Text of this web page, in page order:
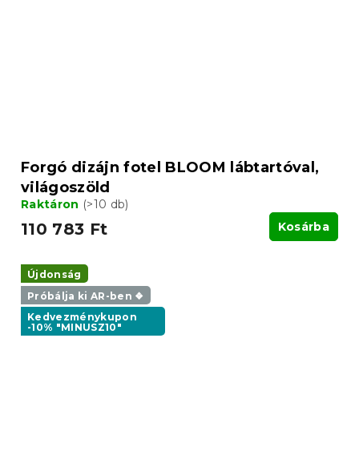
Forgó dizájn fotel BLOOM lábtartóval,
világoszöld
Raktáron (>10 db)
110 783 Ft Kosárba
Újdonság
Próbálja ki AR-ben ❖
Kedvezménykupon
-10% "MINUSZ10"